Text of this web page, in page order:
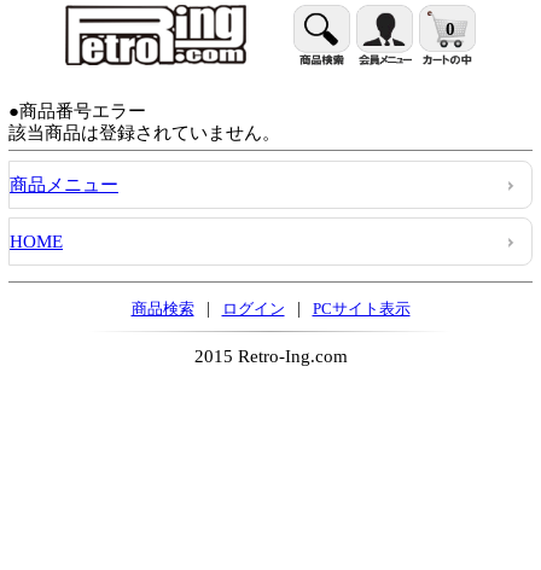
0
●商品番号エラー
該当商品は登録されていません。
商品メニュー
HOME
商品検索 | ログイン | PCサイト表示
2015 Retro-Ing.com